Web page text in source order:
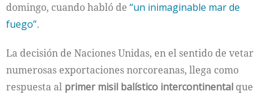
domingo, cuando habló de “un inimaginable mar de
fuego”.
La decisión de Naciones Unidas, en el sentido de vetar
numerosas exportaciones norcoreanas, llega como
respuesta al primer misil balístico intercontinental que